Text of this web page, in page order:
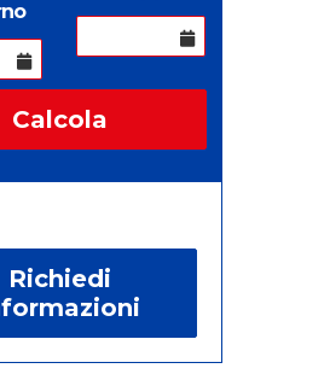
Calcola
Richiedi